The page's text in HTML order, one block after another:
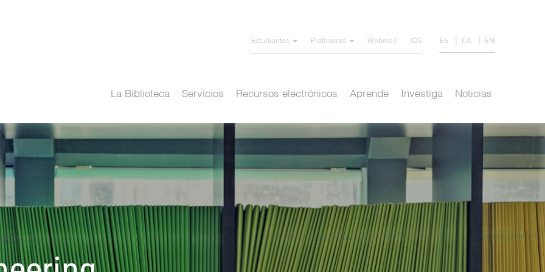
Estudiantes Profesores Webmail IQS ES CA EN
La Biblioteca Servicios Recursos electrónicos Aprende Investiga Noticias